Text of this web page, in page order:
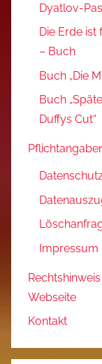
Dyatlov-
Die Erde ist
– Buch
Buch „Die
Buch
Duffys Cut“
Impressum
Webseite
Kontakt